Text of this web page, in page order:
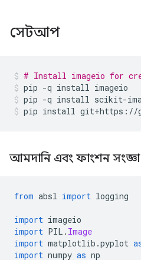
সেটআপ
# Install imageio for
pip -q install imageio
pip -q install scikit-
pip install git+https ://
আমদানি এবং ফাংশন সংজ্ঞা
from absl import logging
import imageio
import PIL . Image
import matplotlib .pyplot
import numpy as np